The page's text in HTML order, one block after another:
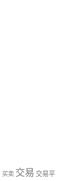
买卖 交易 交易平